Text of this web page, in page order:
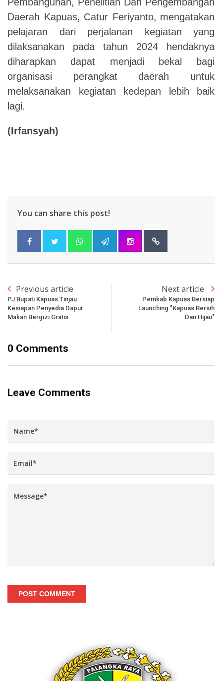
Daerah Kapuas, Catur Feriyanto, mengatakan
pelajaran dari perjalanan kegiatan yang
dilaksanakan pada tahun 2024 hendaknya
diharapkan dapat menjadi bekal bagi
organisasi perangkat daerah untuk
melaksanakan kegiatan kedepan lebih baik
lagi.
(Irfansyah)
You can share this post!
Previous article
PJ Bupati Kapuas Tinjau
Kesiapan Penyedia Dapur
Makan Bergizi Gratis
Next article
Pemkab Kapuas Bersiap
Launching "Kapuas Bersih
Dan Hijau"
0 Comments
Leave Comments
POST COMMENT